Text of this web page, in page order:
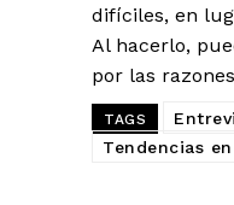
difíciles, en
Al hacerlo,
por las
TAGS
Tendencias en